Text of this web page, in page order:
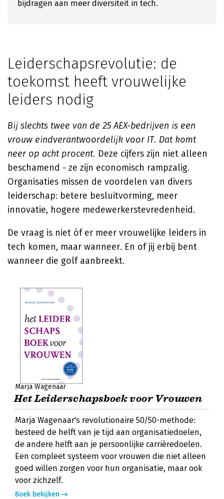
bijdragen aan meer diversiteit in tech.
Leiderschapsrevolutie: de
toekomst heeft vrouwelijke
leiders nodig
Bij slechts twee van de 25 AEX-bedrijven is een
vrouw eindverantwoordelijk voor IT. Dat komt
neer op acht procent. Deze cijfers zijn niet alleen
beschamend - ze zijn economisch rampzalig.
Organisaties missen de voordelen van divers
leiderschap: betere besluitvorming, meer
innovatie, hogere medewerkerstevredenheid.
De vraag is niet óf er meer vrouwelijke leiders in
tech komen, maar wanneer. En of jij erbij bent
wanneer die golf aanbreekt.
Marja Wagenaar
Het Leiderschapsboek voor Vrouwen
Marja Wagenaar's revolutionaire 50/50-methode:
besteed de helft van je tijd aan organisatiedoelen,
de andere helft aan je persoonlijke carrièredoelen.
Een compleet systeem voor vrouwen die niet alleen
goed willen zorgen voor hun organisatie, maar ook
voor zichzelf.
Boek bekijken